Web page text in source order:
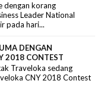
dengan korang
Leader National
pada hari...
DENGAN
2018 CONTEST
Traveloka sedang
CNY 2018 Contest